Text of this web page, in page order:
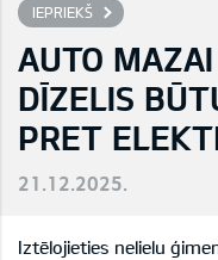
IEPRIEKŠ
AUTO
DĪZELIS
PRET
21.12.2025.
Iztēlojieties nelielu